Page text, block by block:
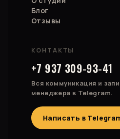
Блог
Отзывы
КОНТАКТЫ
+7 937 309-93-41
Вся коммуникация и
менеджера в Telegram.
Написать в